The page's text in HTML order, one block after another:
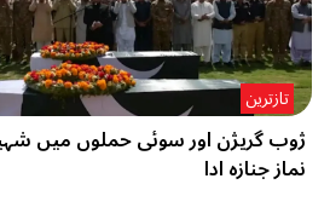
ژوب گریژن اور سوئی حملوں میں
نماز جنازہ ادا
تازترین